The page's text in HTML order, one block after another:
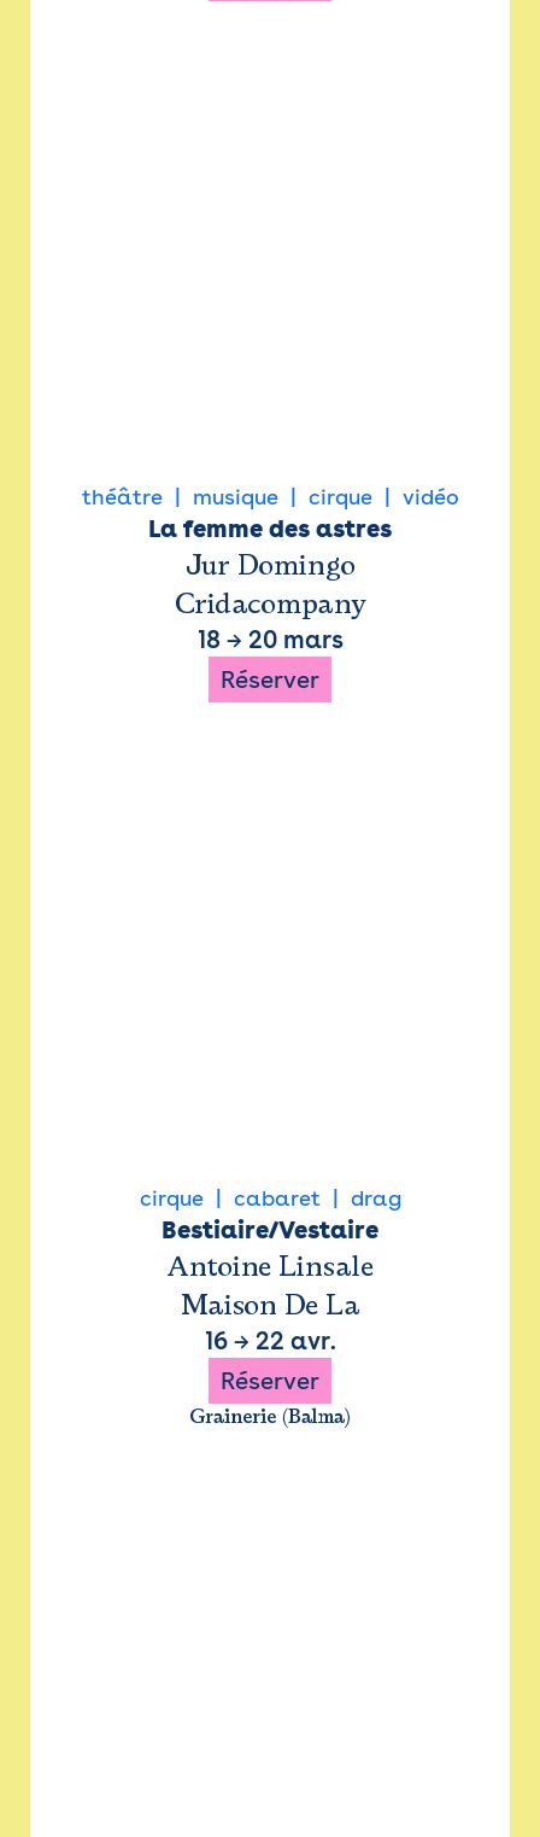
théâtre musique cirque vidéo
La femme des astres
Jur Domingo
Cridacompany
18 → 20 mars
Réserver
cirque cabaret drag
Bestiaire/Vestaire
Antoine Linsale
Maison De La
16→ 22 avr.
Réserver
Grainerie (Balma)